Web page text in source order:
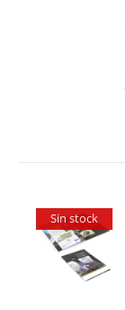
Sin stock